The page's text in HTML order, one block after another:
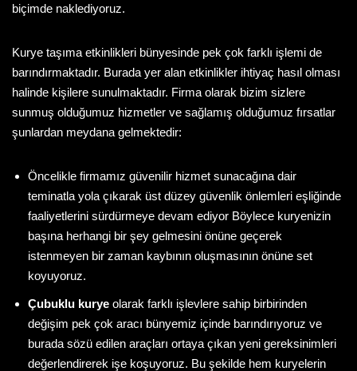
biçimde naklediyoruz.
Kurye taşıma etkinlikleri bünyesinde pek çok farklı işlemi de
barındırmaktadır. Burada yer alan etkinlikler ihtiyaç hasıl olması
halinde kişilere sunulmaktadır. Firma olarak bizim sizlere
sunmuş olduğumuz hizmetler ve sağlamış olduğumuz fırsatlar
şunlardan meydana gelmektedir:
Öncelikle firmamız güvenilir hizmet sunacağına dair
teminatla yola çıkarak üst düzey güvenlik önlemleri eşliğinde
faaliyetlerini sürdürmeye devam ediyor Böylece kuryenizin
başına herhangi bir şey gelmesini önüne geçerek
istenmeyen bir zaman kaybının oluşmasının önüne set
koyuyoruz.
Çubuklu kurye olarak farklı işlevlere sahip birbirinden
değişim pek çok aracı bünyemiz içinde barındırıyoruz ve
burada sözü edilen araçları ortaya çıkan yeni gereksinimleri
değerlendirerek işe koşuyoruz. Bu şekilde hem kuryelerin